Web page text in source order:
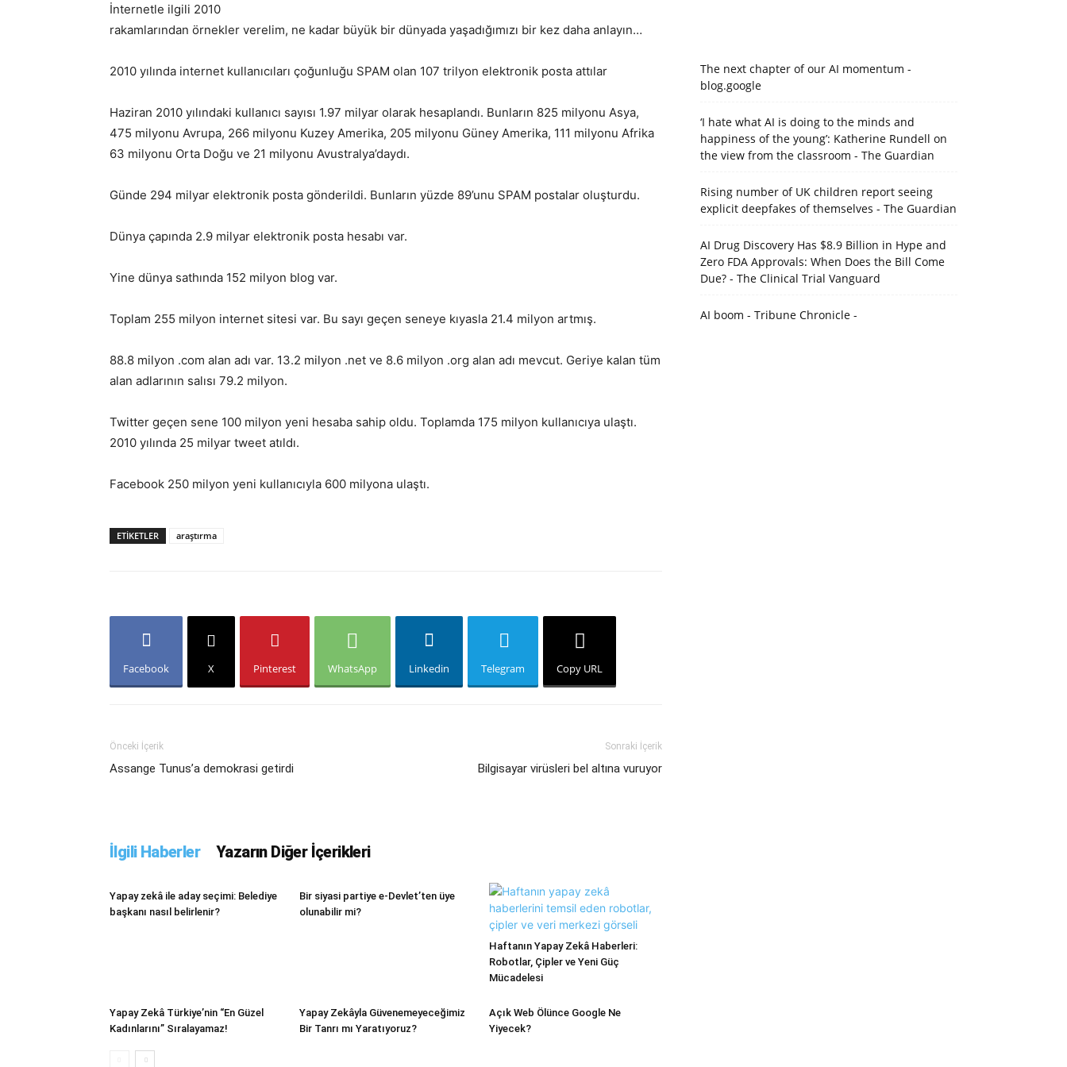
İnternetle ilgili 2010
rakamlarından örnekler verelim, ne kadar büyük bir dünyada yaşadığımızı bir kez daha anlayın…
2010 yılında internet kullanıcıları çoğunluğu SPAM olan 107 trilyon elektronik posta attılar
Haziran 2010 yılındaki kullanıcı sayısı 1.97 milyar olarak hesaplandı. Bunların 825 milyonu Asya,
475 milyonu Avrupa, 266 milyonu Kuzey Amerika, 205 milyonu Güney Amerika, 111 milyonu Afrika
63 milyonu Orta Doğu ve 21 milyonu Avustralya’daydı.
Günde 294 milyar elektronik posta gönderildi. Bunların yüzde 89’unu SPAM postalar oluşturdu.
Dünya çapında 2.9 milyar elektronik posta hesabı var.
Yine dünya sathında 152 milyon blog var.
Toplam 255 milyon internet sitesi var. Bu sayı geçen seneye kıyasla 21.4 milyon artmış.
88.8 milyon .com alan adı var. 13.2 milyon .net ve 8.6 milyon .org alan adı mevcut. Geriye kalan tüm
alan adlarının salısı 79.2 milyon.
Twitter geçen sene 100 milyon yeni hesaba sahip oldu. Toplamda 175 milyon kullanıcıya ulaştı.
2010 yılında 25 milyar tweet atıldı.
Facebook 250 milyon yeni kullanıcıyla 600 milyona ulaştı.
ETIKETLER araştırma
Facebook X Pinterest WhatsApp Linkedin Telegram Copy URL
Önceki İçerik
Assange Tunus’a demokrasi getirdi
Sonraki İçerik
Bilgisayar virüsleri bel altına vuruyor
İlgili Haberler Yazarın Diğer İçerikleri
Yapay zekâ ile aday seçimi: Belediye
başkanı nasıl belirlenir?
Bir siyasi partiye e-Devlet’ten üye
olunabilir mi?
Haftanın Yapay Zekâ Haberleri:
Robotlar, Çipler ve Yeni Güç
Mücadelesi
Yapay Zekâ Türkiye’nin “En Güzel
Kadınlarını” Sıralayamaz!
Yapay Zekâyla Güvenemeyeceğimiz
Bir Tanrı mı Yaratıyoruz?
Açık Web Ölünce Google Ne
Yiyecek?
The next chapter of our AI momentum -
blog.google
‘I hate what AI is doing to the minds and
happiness of the young’: Katherine Rundell on
the view from the classroom - The Guardian
Rising number of UK children report seeing
explicit deepfakes of themselves - The Guardian
AI Drug Discovery Has $8.9 Billion in Hype and
Zero FDA Approvals: When Does the Bill Come
Due? - The Clinical Trial Vanguard
AI boom - Tribune Chronicle -